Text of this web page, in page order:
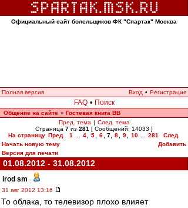
Официальный сайт болельщиков ФК "Спартак" Москва
Полная версия Вход • Регистрация
FAQ • Поиск
Общение на сайте » Гостевая книга ВВ
Пред. тема | След. тема
Страница 7 из 281 [ Сообщений: 14033 ]
На страницу Пред. 1 4 5 6 7 8 9 10 281
След.
Начать новую тему
Добавить
Версия для печати
01.08.2012 - 31.08.2012
irod sm -
31 авг 2012 13:16
То облака, то телевизор плохо влияет